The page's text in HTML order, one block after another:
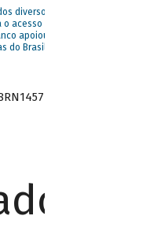
diversos
acesso à
apoiou
do Brasil e